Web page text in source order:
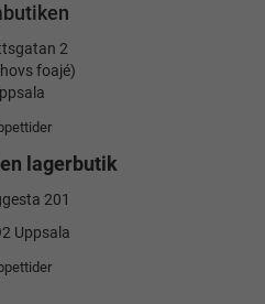
2
foajé)
lagerbutik
201
Uppsala